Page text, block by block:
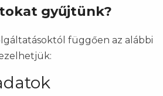
gyűjtünk?
függően az alábbi